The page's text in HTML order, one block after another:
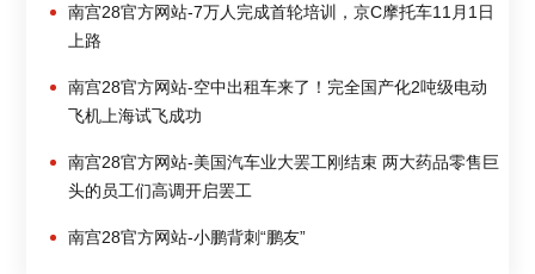
南宫28官方网站-7万人完成首轮培训，京C摩托车11月1日
上路
南宫28官方网站-空中出租车来了！完全国产化2吨级电动
飞机上海试飞成功
南宫28官方网站-美国汽车业大罢工刚结束 两大药品零售巨
头的员工们高调开启罢工
南宫28官方网站-小鹏背刺“鹏友”